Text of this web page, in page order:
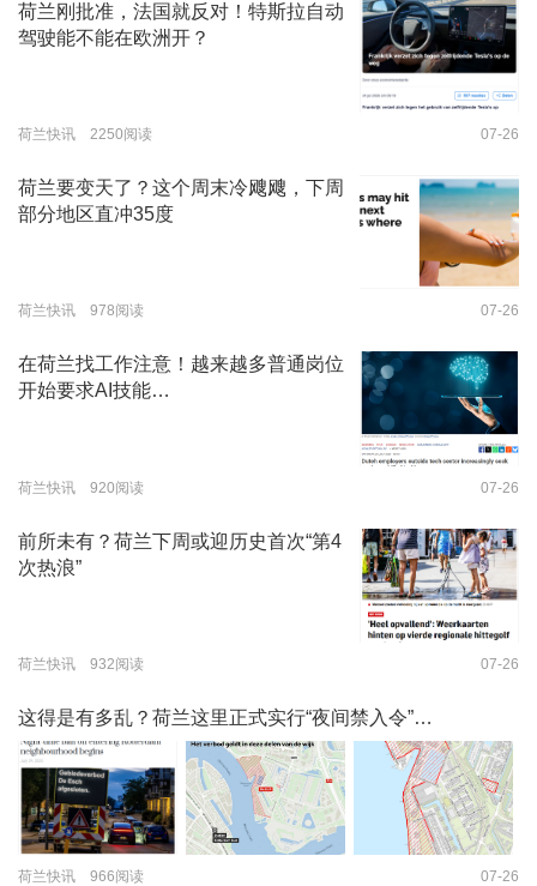
荷兰刚批准，法国就反对！特斯拉自动
驾驶能不能在欧洲开？
荷兰快讯 2250阅读 07-26
荷兰要变天了？这个周末冷飕飕，下周
部分地区直冲35度
荷兰快讯 978阅读 07-26
在荷兰找工作注意！越来越多普通岗位
开始要求AI技能…
荷兰快讯 920阅读 07-26
前所未有？荷兰下周或迎历史首次“第4
次热浪”
荷兰快讯 932阅读 07-26
这得是有多乱？荷兰这里正式实行“夜间禁入令”…
荷兰快讯 966阅读 07-26